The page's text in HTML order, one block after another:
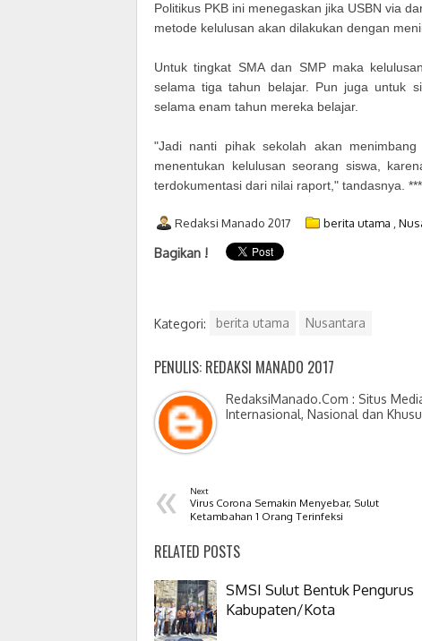
Politikus PKB ini menegaskan jika USBN via
metode kelulusan akan dilakukan dengan
Untuk tingkat SMA dan SMP maka
selama tiga tahun belajar. Pun juga untuk
selama enam tahun mereka belajar.
"Jadi nanti pihak sekolah akan
menentukan kelulusan seorang siswa,
terdokumentasi dari nilai raport," tandasnya.
Redaksi Manado 2017 berita utama
Bagikan !
Kategori: berita utama Nusantara
PENULIS: REDAKSI MANADO 2017
RedaksiManado.Com : Situs
Internasional, Nasional dan
« Next
Virus Corona Semakin Menyebar, Sulut
Ketambahan 1 Orang Terinfeksi
RELATED POSTS
SMSI Sulut Bentuk Pengurus
Kabupaten/Kota